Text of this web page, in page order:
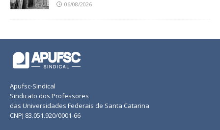
06/08/2026
Apufsc-Sindical
Sindicato dos Professores
das Universidades Federais de Santa Catarina
CNPJ 83.051.920/0001-66